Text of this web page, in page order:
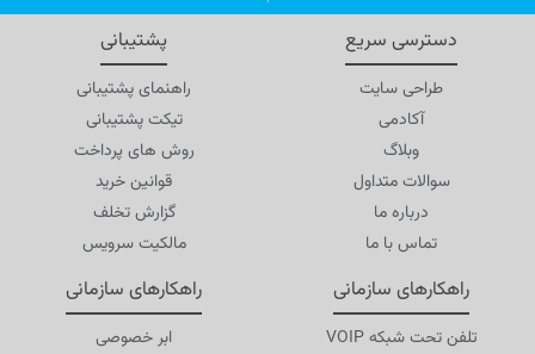
راهکارهای سازمانی
ابر خصوصی
راهکارهای سازمانی
تلفن تحت شبکه VOIP
پشتیبانی
راهنمای پشتیبانی
تیکت پشتیبانی
روش های پرداخت
قوانین خرید
گزارش تخلف
مالکیت سرویس
دسترسی سریع
طراحی سایت
آکادمی
وبلاگ
سوالات متداول
درباره ما
تماس با ما